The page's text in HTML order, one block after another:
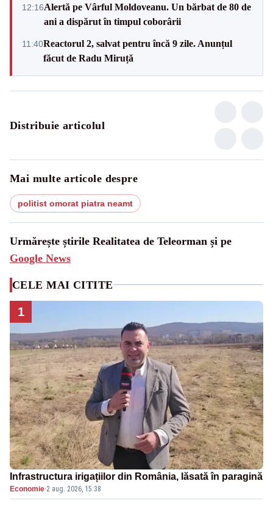
12:16Alertă pe Vârful Moldoveanu. Un bărbat de 80 de
ani a dispărut în timpul coborârii
11:40Reactorul 2, salvat pentru încă 9 zile. Anunțul
făcut de Radu Miruță
Distribuie articolul
Mai multe articole despre
politist omorat piatra neamt
Urmărește știrile Realitatea de Teleorman și pe
Google News
CELE MAI CITITE
1
Infrastructura irigațiilor din România, lăsată în paragină
Economie·2 aug. 2026, 15:38